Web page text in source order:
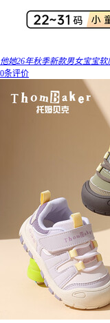
他她26年秋季新款男女宝宝
0条评价